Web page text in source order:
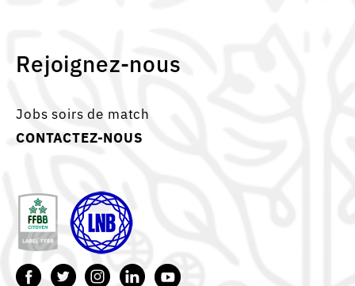
Rejoignez-nous
Jobs soirs de match
CONTACTEZ-NOUS